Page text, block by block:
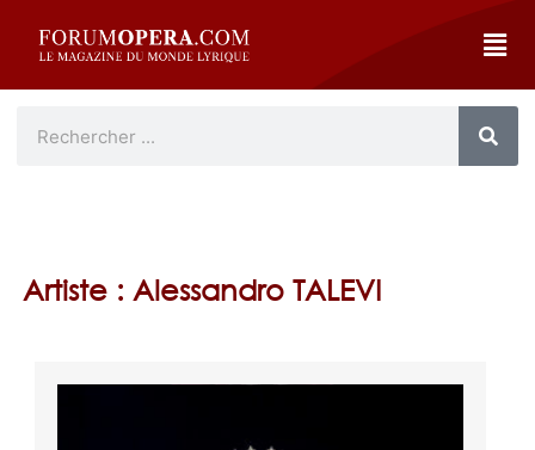
Artiste : Alessandro TALEVI